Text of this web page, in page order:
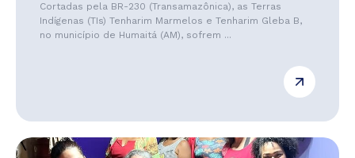
Cortadas pela BR-230 (Transamazônica), as Terras
Indígenas (TIs) Tenharim Marmelos e Tenharim Gleba B,
no município de Humaitá (AM), sofrem ...